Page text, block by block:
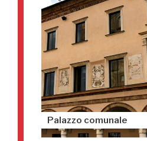
Palazzo comunale